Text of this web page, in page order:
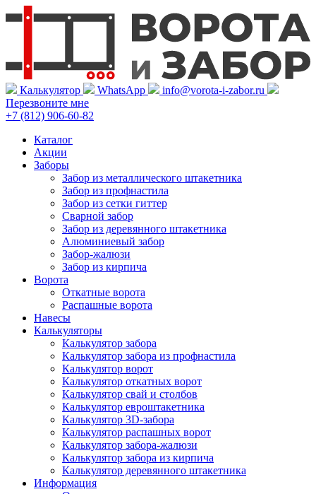
Калькулятор WhatsApp
info@vorota-i-zabor.ru
Перезвоните мне
+7 (812) 906-60-82
Каталог
Акции
Заборы
Забор из металлического штакетника
Забор из профнастила
Забор из сетки гиттер
Сварной забор
Забор из деревянного штакетника
Алюминиевый забор
Забор-жалюзи
Забор из кирпича
Ворота
Откатные ворота
Распашные ворота
Навесы
Калькуляторы
Калькулятор забора
Калькулятор забора из профнастила
Калькулятор ворот
Калькулятор откатных ворот
Калькулятор свай и столбов
Калькулятор евроштакетника
Калькулятор 3D-забора
Калькулятор распашных ворот
Калькулятор забора-жалюзи
Калькулятор забора из кирпича
Калькулятор деревянного штакетника
Информация